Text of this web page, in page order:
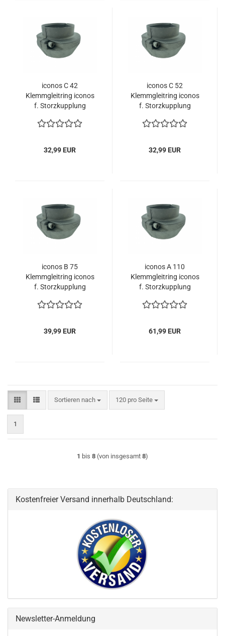
iconos C 42
Klemmgleitring iconos
f. Storzkupplung
32,99 EUR
iconos C 52
Klemmgleitring iconos
f. Storzkupplung
32,99 EUR
iconos B 75
Klemmgleitring iconos
f. Storzkupplung
39,99 EUR
iconos A 110
Klemmgleitring iconos
f. Storzkupplung
61,99 EUR
Sortieren nach
Sortieren nach 120 pro Seite
pro Seite
1
1 bis 8 (von insgesamt 8)
Kostenfreier Versand innerhalb Deutschland:
Newsletter-Anmeldung